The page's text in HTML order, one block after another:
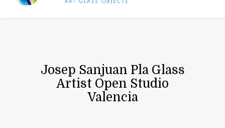
Josep Sanjuan Pla Glass
Artist Open Studio
Valencia